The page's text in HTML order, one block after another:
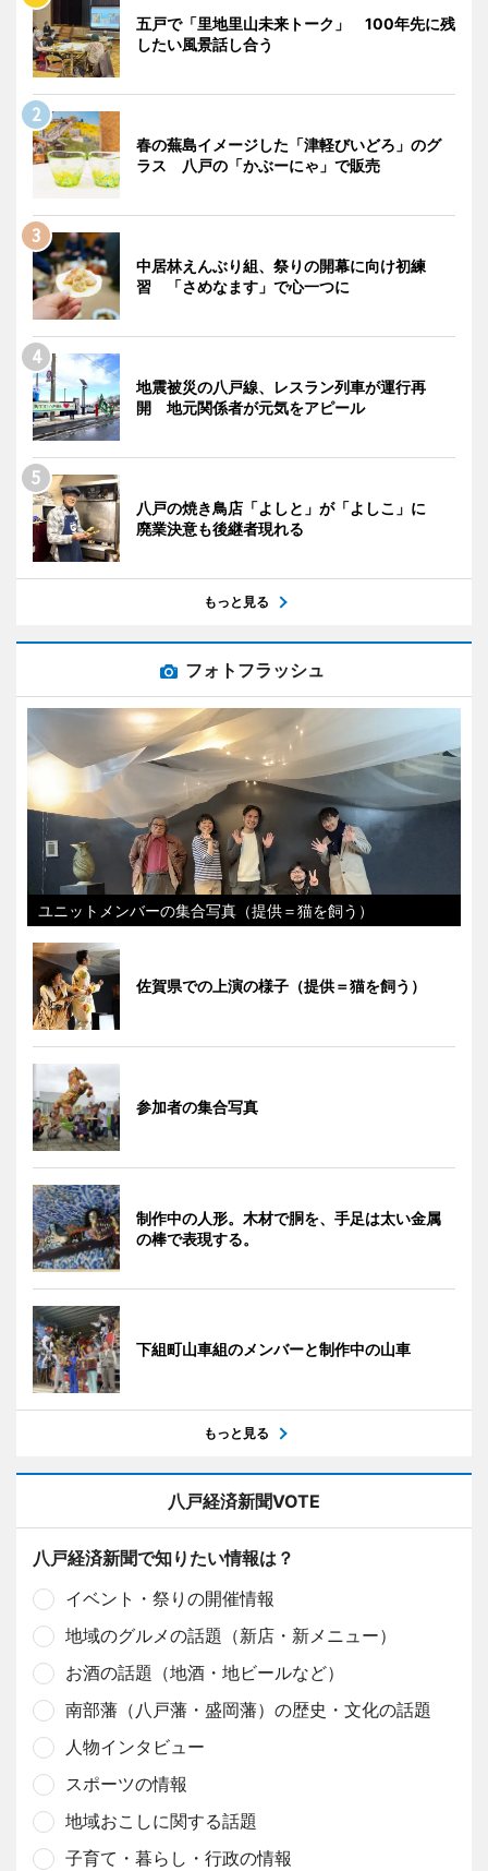
五戸で「里地里山未来トーク」 100年先に残
したい風景話し合う
春の蕪島イメージした「津軽びいどろ」のグ
ラス 八戸の「かぶーにゃ」で販売
中居林えんぶり組、祭りの開幕に向け初練
習 「さめなます」で心一つに
地震被災の八戸線、レスラン列車が運行再
開 地元関係者が元気をアピール
八戸の焼き鳥店「よしと」が「よしこ」に
廃業決意も後継者現れる
もっと見る
フォトフラッシュ
ユニットメンバーの集合写真（提供＝猫を飼う）
佐賀県での上演の様子（提供＝猫を飼う）
参加者の集合写真
制作中の人形。木材で胴を、手足は太い金属
の棒で表現する。
下組町山車組のメンバーと制作中の山車
もっと見る
八戸経済新聞VOTE
八戸経済新聞で知りたい情報は？
イベント・祭りの開催情報
地域のグルメの話題（新店・新メニュー）
お酒の話題（地酒・地ビールなど）
南部藩（八戸藩・盛岡藩）の歴史・文化の話題
人物インタビュー
スポーツの情報
地域おこしに関する話題
子育て・暮らし・行政の情報